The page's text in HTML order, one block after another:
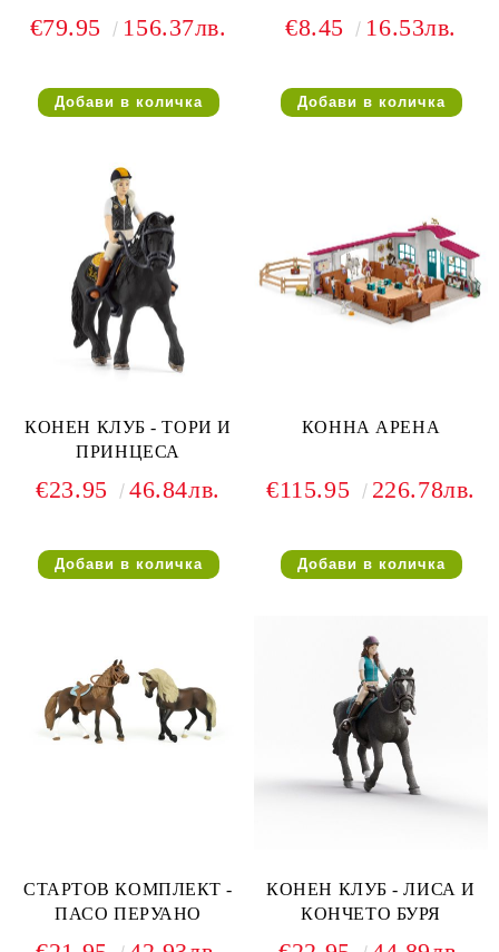
€79.95 156.37лв. €8.45 16.53лв.
КОНЕН КЛУБ - ТОРИ И
ПРИНЦЕСА
€23.95 46.84лв.
КОННА АРЕНА
€115.95 226.78лв.
СТАРТОВ КОМПЛЕКТ -
ПАСО ПЕРУАНО
КОНЕН КЛУБ - ЛИСА И
КОНЧЕТО БУРЯ